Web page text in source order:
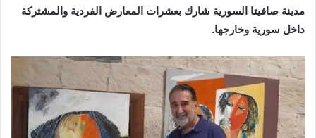
مدينة صافيتا السورية شارك بعشرات المعارض الفردية والمشتركة
داخل سورية وخارجها.